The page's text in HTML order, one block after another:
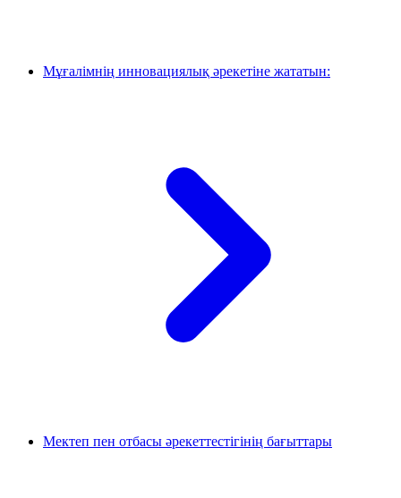
Мұғалімнің инновациялық әрекетіне жататын:
Мектеп пен отбасы әрекеттестігінің бағыттары